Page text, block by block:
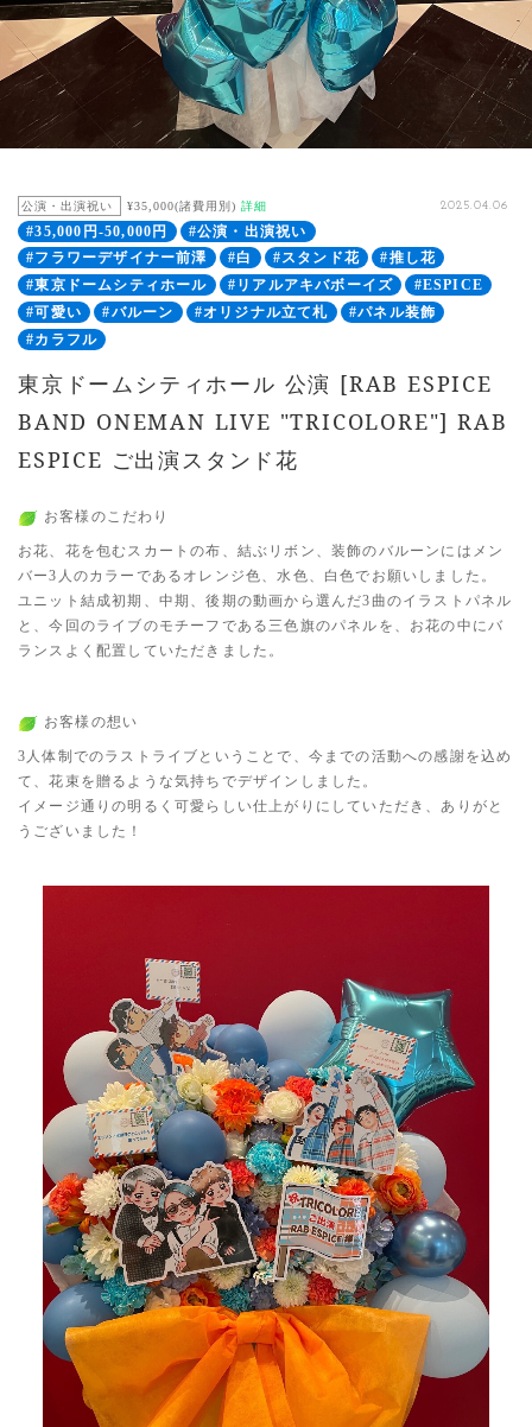
公演・出演祝い ¥35,000(諸費用別) 詳細 2025.04.06
#35,000円-50,000円
#公演・出演祝い
#フラワーデザイナー前澤
#白 #スタンド花
#推し花
#東京ドームシティホール
#リアルアキバボーイズ
#ESPICE
#可愛い
#バルーン #オリジナル立て札
#パネル装飾
#カラフル
東京ドームシティホール 公演 [RAB ESPICE
BAND ONEMAN LIVE "TRICOLORE"] RAB
ESPICE ご出演スタンド花
お客様のこだわり
お花、花を包むスカートの布、結ぶリボン、装飾のバルーンにはメン
バー3人のカラーであるオレンジ色、水色、白色でお願いしました。
ユニット結成初期、中期、後期の動画から選んだ3曲のイラストパネル
と、今回のライブのモチーフである三色旗のパネルを、お花の中にバ
ランスよく配置していただきました。
お客様の想い
3人体制でのラストライブということで、今までの活動への感謝を込め
て、花束を贈るような気持ちでデザインしました。
イメージ通りの明るく可愛らしい仕上がりにしていただき、ありがと
うございました！